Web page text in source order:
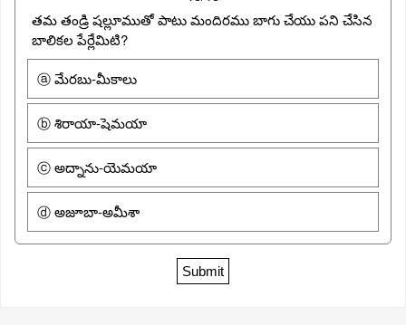
తమ తండ్రి షల్లూముతో పాటు మందిరము బాగు చేయు పని చేసిన
బాలికల పేర్లేమిటి?
ⓐ మేరబు-మీకాలు
ⓑ శిరాయా-షెమయా
ⓒ అద్నాను-యెమయా
ⓓ అజూబా-అమీశా